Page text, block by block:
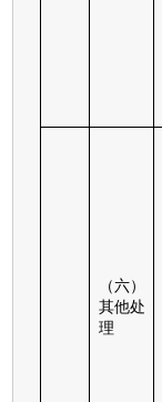
（六）
其他处
理